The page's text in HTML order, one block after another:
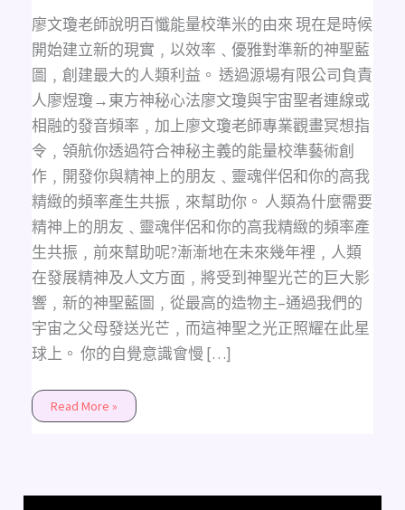
廖文瓊老師說明百懺能量校準米的由來 現在是時候
開始建立新的現實﹐以效率﹑優雅對準新的神聖藍
圖﹐創建最大的人類利益。 透過源場有限公司負責
人廖煜瓊→東方神秘心法廖文瓊與宇宙聖者連線或
相融的發音頻率﹐加上廖文瓊老師專業觀畫冥想指
令﹐領航你透過符合神秘主義的能量校準藝術創
作﹐開發你與精神上的朋友﹑靈魂伴侶和你的高我
精緻的頻率產生共振﹐來幫助你。 人類為什麼需要
精神上的朋友﹑靈魂伴侶和你的高我精緻的頻率產
生共振﹐前來幫助呢?漸漸地在未來幾年裡﹐人類
在發展精神及人文方面﹐將受到神聖光芒的巨大影
響﹐新的神聖藍圖﹐從最高的造物主–通過我們的
宇宙之父母發送光芒﹐而這神聖之光正照耀在此星
球上。 你的自覺意識會慢 […]
Read More »